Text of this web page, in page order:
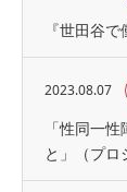
『世⽥⾕
2023.08.07
「性同一
と」（プロ